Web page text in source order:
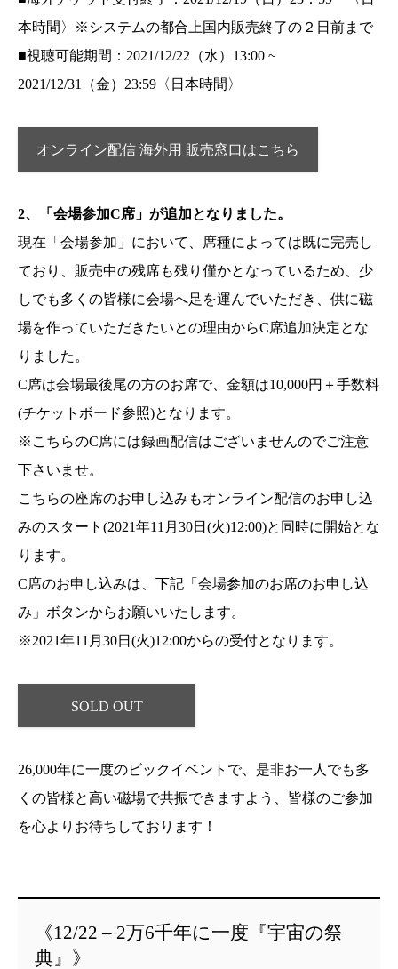
本時間〉※システムの都合上国内販売終了の２日前まで
■視聴可能期間：2021/12/22（水）13:00 ~
2021/12/31（金）23:59〈日本時間〉
オンライン配信 海外用 販売窓口はこちら
2、「会場参加C席」が追加となりました。
現在「会場参加」において、席種によっては既に完売し
ており、販売中の残席も残り僅かとなっているため、少
しでも多くの皆様に会場へ足を運んでいただき、供に磁
場を作っていただきたいとの理由からC席追加決定とな
りました。
C席は会場最後尾の方のお席で、金額は10,000円＋手数料
(チケットボード参照)となります。
※こちらのC席には録画配信はございませんのでご注意
下さいませ。
こちらの座席のお申し込みもオンライン配信のお申し込
みのスタート(2021年11月30日(火)12:00)と同時に開始とな
ります。
C席のお申し込みは、下記「会場参加のお席のお申し込
み」ボタンからお願いいたします。
※2021年11月30日(火)12:00からの受付となります。
SOLD OUT
26,000年に一度のビックイベントで、是非お一人でも多
くの皆様と高い磁場で共振できますよう、皆様のご参加
を心よりお待ちしております！
《12/22 – 2万6千年に一度『宇宙の祭
典』》